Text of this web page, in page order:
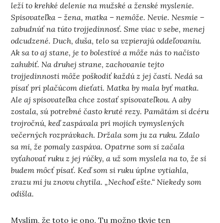
leží to krehké delenie na mužské a ženské myslenie.
Spisovateľka – žena, matka – nemôže. Nevie. Nesmie –
zabudnúť na túto trojjedinnosť. Sme viac v sebe, menej
odcudzené. Duch, duša, telo sa vzpierajú oddeľovaniu.
Ak sa to aj stane, je to bolestivé a môže nás to načisto
zahubiť. Na druhej strane, zachovanie tejto
trojjedinnosti môže poškodiť každú z jej častí. Nedá sa
písať pri plačúcom dieťati. Matka by mala byť matka.
Ale aj spisovateľka chce zostať spisovateľkou. A aby
zostala, sú potrebné často kruté rezy. Pamätám si dcéru
trojročnú, keď zaspávala pri mojich vymyslených
večerných rozprávkach. Držala som ju za ruku. Zdalo
sa mi, že pomaly zaspáva. Opatrne som si začala
vyťahovať ruku z jej rúčky, a už som myslela na to, že si
budem môcť písať. Keď som si ruku úplne vytiahla,
zrazu mi ju znovu chytila. „Nechoď ešte.“ Niekedy som
odišla.
Myslím, že toto je ono. Tu možno tkvie ten